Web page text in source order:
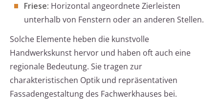
Friese: Horizontal angeordnete Zierleisten
unterhalb von Fenstern oder an anderen Stellen.
Solche Elemente heben die kunstvolle
Handwerkskunst hervor und haben oft auch eine
regionale Bedeutung. Sie tragen zur
charakteristischen Optik und repräsentativen
Fassadengestaltung des Fachwerkhauses bei.